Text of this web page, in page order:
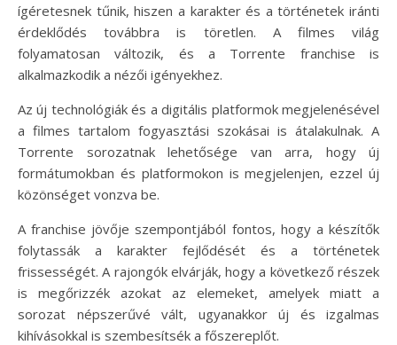
ígéretesnek tűnik, hiszen a karakter és a történetek iránti
érdeklődés továbbra is töretlen. A filmes világ
folyamatosan változik, és a Torrente franchise is
alkalmazkodik a nézői igényekhez.
Az új technológiák és a digitális platformok megjelenésével
a filmes tartalom fogyasztási szokásai is átalakulnak. A
Torrente sorozatnak lehetősége van arra, hogy új
formátumokban és platformokon is megjelenjen, ezzel új
közönséget vonzva be.
A franchise jövője szempontjából fontos, hogy a készítők
folytassák a karakter fejlődését és a történetek
frissességét. A rajongók elvárják, hogy a következő részek
is megőrizzék azokat az elemeket, amelyek miatt a
sorozat népszerűvé vált, ugyanakkor új és izgalmas
kihívásokkal is szembesítsék a főszereplőt.